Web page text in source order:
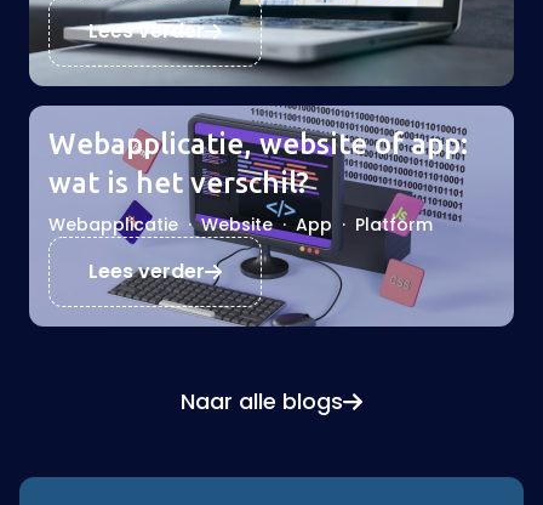
Lees verder
Webapplicatie, website of app:
wat is het verschil?
Webapplicatie · Website · App · Platform
Lees verder
Naar alle blogs